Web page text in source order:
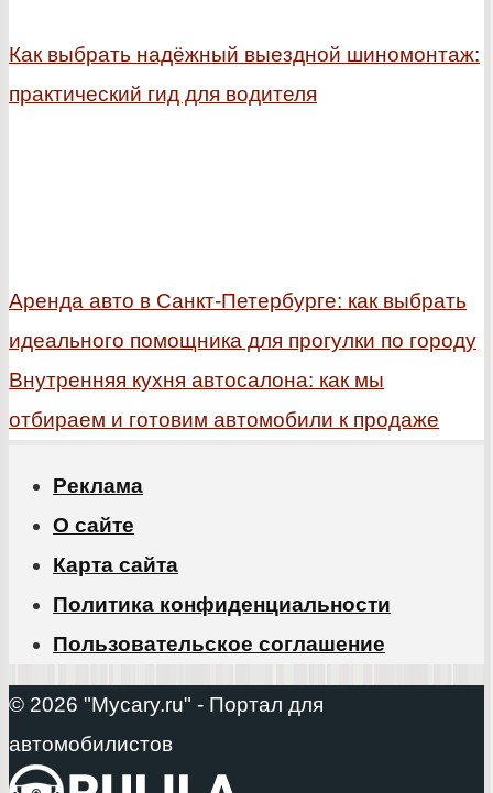
Как выбрать надёжный выездной шиномонтаж:
практический гид для водителя
Аренда авто в Санкт-Петербурге: как выбрать
идеального помощника для прогулки по городу
Внутренняя кухня автосалона: как мы
отбираем и готовим автомобили к продаже
Реклама
О сайте
Карта сайта
Политика конфиденциальности
Пользовательское соглашение
© 2026 "Mycary.ru" - Портал для
автомобилистов